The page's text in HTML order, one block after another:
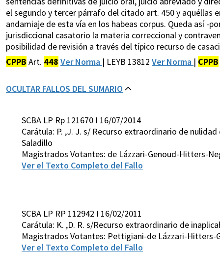
el segundo y tercer párrafo del citado art. 450 y aquéllas
andamiaje de esta vía en los habeas corpus. Queda así -
jurisdiccional casatorio la materia correccional y
posibilidad de revisión a través del típico recurso de
CPPB Art. 448 Ver Norma | LEYB 13812 Ver Norma | CPPB
OCULTAR FALLOS DEL SUMARIO
SCBA LP Rp 121670 I 16/07/2014
Carátula: P. ,J. J. s/ Recurso extraordinario de
Saladillo
Magistrados Votantes: de Lázzari-Genoud-Hitters-
Ver el Texto Completo del Fallo
SCBA LP RP 112942 I 16/02/2011
Carátula: K. ,D. R. s/Recurso extraordinario de
Magistrados Votantes: Pettigiani-de Lázzari-Hitters-
Ver el Texto Completo del Fallo